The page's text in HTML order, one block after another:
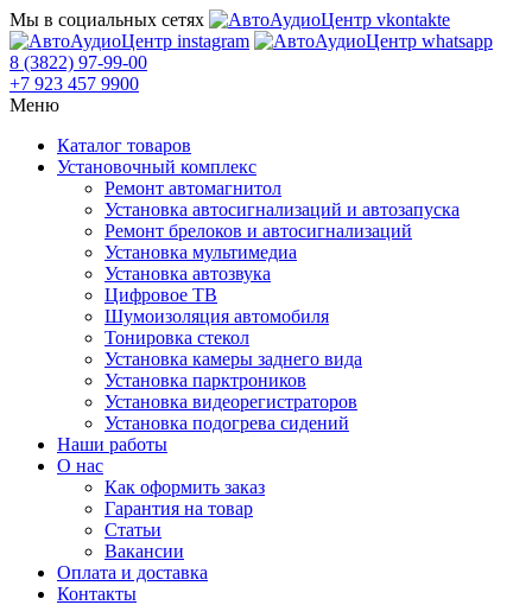
Мы в социальных сетях
8 (3822) 97-99-00
+7 923 457 9900
Меню
Каталог товаров
Установочный комплекс
Ремонт автомагнитол
Установка автосигнализаций и автозапуска
Ремонт брелоков и автосигнализаций
Установка мультимедиа
Установка автозвука
Цифровое ТВ
Шумоизоляция автомобиля
Тонировка стекол
Установка камеры заднего вида
Установка парктроников
Установка видеорегистраторов
Установка подогрева сидений
Наши работы
О нас
Как оформить заказ
Гарантия на товар
Статьи
Вакансии
Оплата и доставка
Контакты